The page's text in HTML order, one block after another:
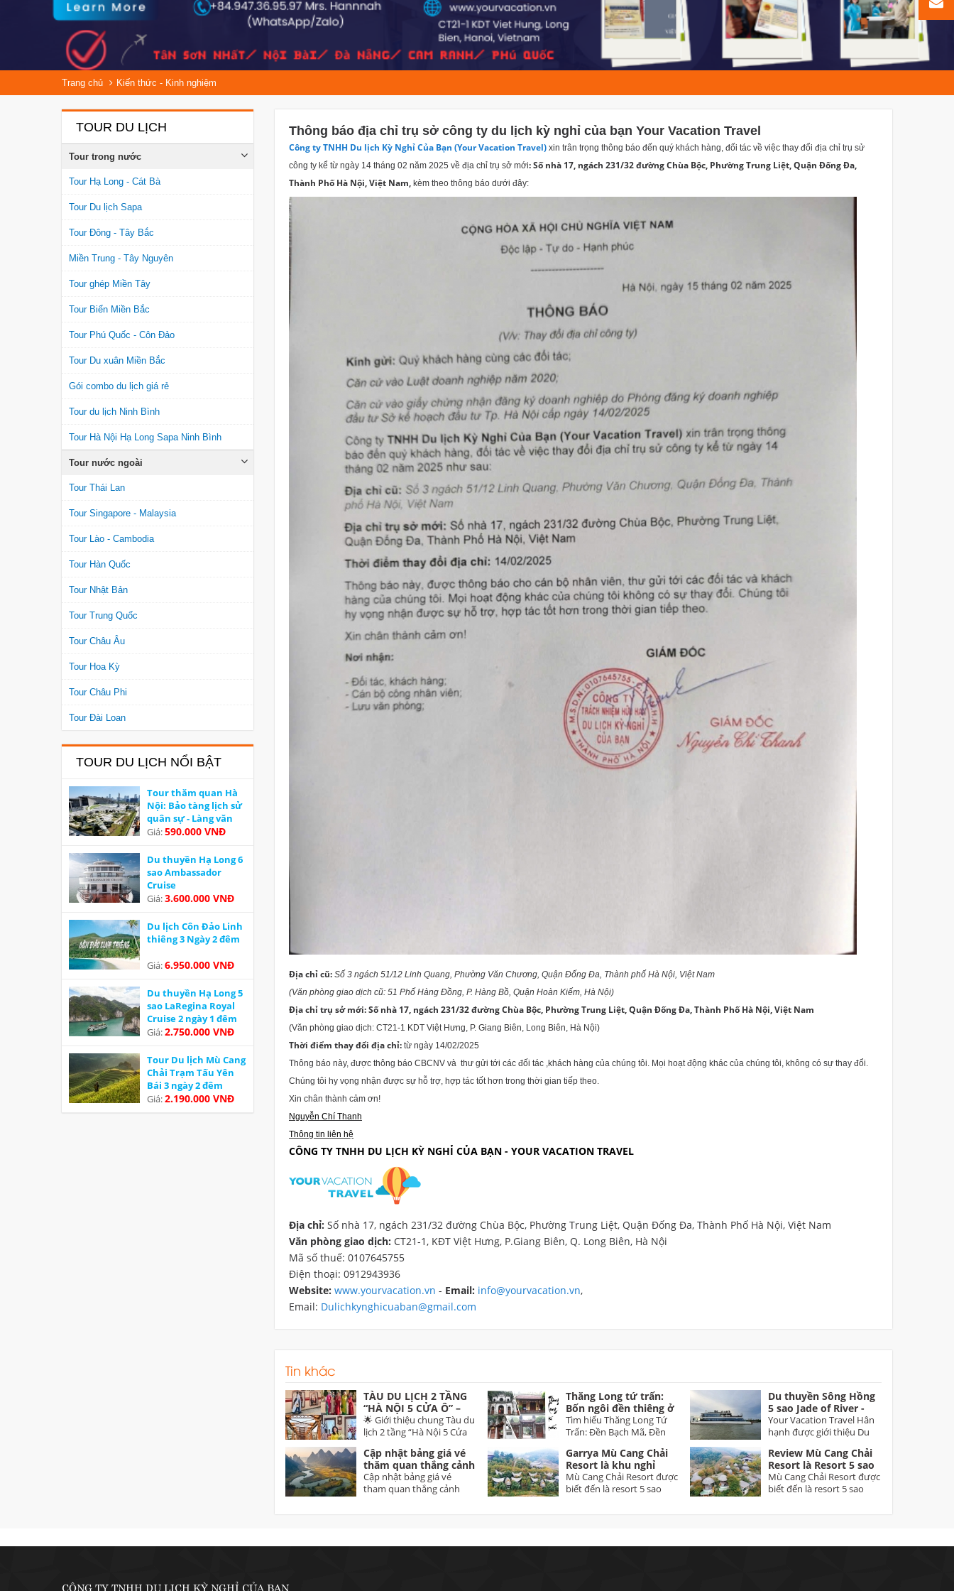
Trang chủ Kiến thức - Kinh nghiệm
TOUR DU LỊCH
Tour trong nước
Tour Hạ Long - Cát Bà
Tour Du lịch Sapa
Tour Đông - Tây Bắc
Miền Trung - Tây Nguyên
Tour ghép Miền Tây
Tour Biển Miền Bắc
Tour Phú Quốc - Côn Đảo
Tour Du xuân Miền Bắc
Gói combo du lịch giá rẻ
Tour du lịch Ninh Bình
Tour Hà Nội Hạ Long Sapa Ninh Bình
Tour nước ngoài
Tour Thái Lan
Tour Singapore - Malaysia
Tour Lào - Cambodia
Tour Hàn Quốc
Tour Nhật Bản
Tour Trung Quốc
Tour Châu Âu
Tour Hoa Kỳ
Tour Châu Phi
Tour Đài Loan
TOUR DU LỊCH NỔI BẬT
Tour thăm quan Hà
Nội: Bảo tàng lịch sử
quân sự - Làng văn
hoá các dân tộc Việt
Giá:590.000 VNĐ
Du thuyền Hạ Long 6
sao Ambassador
Cruise
Giá:3.600.000 VNĐ
Du lịch Côn Đảo Linh
thiêng 3 Ngày 2 đêm
Giá:6.950.000 VNĐ
Du thuyền Hạ Long 5
sao LaRegina Royal
Cruise 2 ngày 1 đêm
Ưu đãi
Giá:2.750.000 VNĐ
Tour Du lịch Mù Cang
Chải Trạm Tấu Yên
Bái 3 ngày 2 đêm
Giá:2.190.000 VNĐ
Thông báo địa chỉ trụ sở công ty du lịch kỳ nghỉ của bạn Your Vacation Travel
Công ty TNHH Du lịch Kỳ Nghỉ Của Bạn (Your Vacation Travel) xin trân trọng thông báo đến quý khách hàng, đối tác về việc thay đổi địa chỉ trụ sử
công ty kể từ ngày 14 tháng 02 năm 2025 về địa chỉ trụ sở mới:Số nhà 17, ngách 231/32 đường Chùa Bộc, Phường Trung Liệt, Quận Đống Đa,
Thành Phố Hà Nội, Việt Nam, kèm theo thông báo dưới đây:
Địa chỉ cũ: Số 3 ngách 51/12 Linh Quang, Phường Văn Chương, Quận Đống Đa, Thành phố Hà Nội, Việt Nam
(Văn phòng giao dịch cũ: 51 Phố Hàng Đồng, P. Hàng Bồ, Quận Hoàn Kiếm, Hà Nội)
Địa chỉ trụ sởmới:Số nhà 17, ngách 231/32 đường Chùa Bộc, Phường Trung Liệt, Quận Đống Đa, Thành Phố Hà Nội, Việt Nam
(Văn phòng giao dịch: CT21-1 KDT Việt Hưng, P. Giang Biên, Long Biên, Hà Nội)
Thời điểm thay đổi địa chỉ: từ ngày 14/02/2025
Thông báo này, được thông báo CBCNV và thư gửi tới các đối tác ,khách hàng của chúng tôi. Mọi hoạt động khác của chúng tôi, không có sự thay đổi.
Chúng tôi hy vọng nhận được sự hỗ trợ, hợp tác tốt hơn trong thời gian tiếp theo.
Xin chân thành cảm ơn!
Nguyễn Chí Thanh
Thông tin liên hệ
CÔNG TY TNHH DU LỊCH KỲ NGHỈ CỦA BẠN - YOUR VACATION TRAVEL
Địa chỉ: Số nhà 17, ngách 231/32 đường Chùa Bộc, Phường Trung Liệt, Quận Đống Đa, Thành Phố Hà Nội, Việt Nam
Văn phòng giao dịch: CT21-1, KĐT Việt Hưng, P.Giang Biên, Q. Long Biên, Hà Nội
Mã số thuế: 0107645755
Điện thoại: 0912943936
Website: www.yourvacation.vn - Email: info@yourvacation.vn,
Email: Dulichkynghicuaban@gmail.com
Tin khác
TÀU DU LỊCH 2 TẦNG
“HÀ NỘI 5 CỬA Ô” –
THE HANOI TRAIN Trải
nghiệm di sản độc đáo
Nội – Từ Sơn (Bắc
Ninh)
🌟 Giới thiệu chung Tàu du
lịch 2 tầng “Hà Nội 5 Cửa
Thăng Long tứ trấn:
Bốn ngôi đền thiêng ở
thành Thăng Long
Tìm hiểu Thăng Long Tứ
Trấn: Đền Bạch Mã, Đền
Du thuyền Sông Hồng
5 sao Jade of River -
Sản phẩm đặc biệt du
lịch Hà Nội
Your Vacation Travel Hân
hạnh được giới thiệu Du
Cập nhật bảng giá vé
thăm quan thắng cảnh
toàn quốc năm 2025 -
2026 Vietnam tourist
Cập nhật bảng giá vé
tham quan thắng cảnh
Garrya Mù Cang Chải
Resort là khu nghỉ
dưỡng 5 sao đầu tiên
tại Yên Bái
Mù Cang Chải Resort được
biết đến là resort 5 sao
Review Mù Cang Chải
Resort là Resort 5 sao
đầu tiên tại Mù Cang
Chải Yên Bái
Mù Cang Chải Resort được
biết đến là resort 5 sao
CÔNG TY TNHH DU LỊCH KỲ NGHỈ CỦA BẠN